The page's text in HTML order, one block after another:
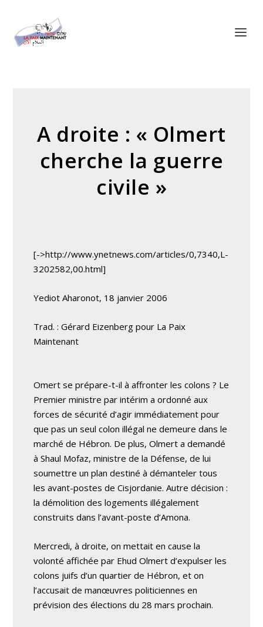
A droite : « Olmert
cherche la guerre
civile »
[->http://www.ynetnews.com/articles/0,7340,L-
3202582,00.html]
Yediot Aharonot, 18 janvier 2006
Trad. : Gérard Eizenberg pour La Paix
Maintenant
Omert se prépare-t-il à affronter les colons ? Le
Premier ministre par intérim a ordonné aux
forces de sécurité d’agir immédiatement pour
que pas un seul colon illégal ne demeure dans le
marché de Hébron. De plus, Olmert a demandé
à Shaul Mofaz, ministre de la Défense, de lui
soumettre un plan destiné à démanteler tous
les avant-postes de Cisjordanie. Autre décision :
la démolition des logements illégalement
construits dans l’avant-poste d’Amona.
Mercredi, à droite, on mettait en cause la
volonté affichée par Ehud Olmert d’expulser les
colons juifs d’un quartier de Hébron, et on
l’accusait de manœuvres politiciennes en
prévision des élections du 28 mars prochain.